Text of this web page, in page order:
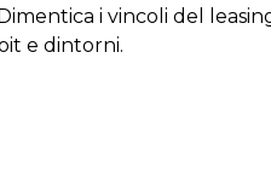
i vincoli del
e dintorni.